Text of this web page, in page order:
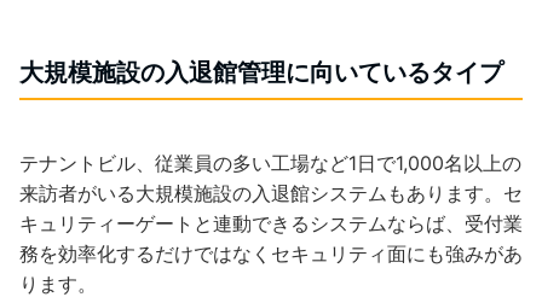
大規模施設の入退館管理に向いているタイプ
テナントビル、従業員の多い工場など1日で1,000名以上の
来訪者がいる大規模施設の入退館システムもあります。セ
キュリティーゲートと連動できるシステムならば、受付業
務を効率化するだけではなくセキュリティ面にも強みがあ
ります。